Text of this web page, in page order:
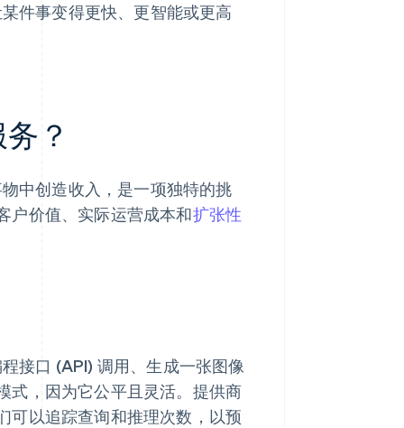
件事变得更快、更智能或更高
？
中创造收入，是一项独特的挑
户价值、实际运营成本和扩张性
接口 (API) 调用、生成一张图像
式，因为它公平且灵活。提供商
可以追踪查询和推理次数，以预